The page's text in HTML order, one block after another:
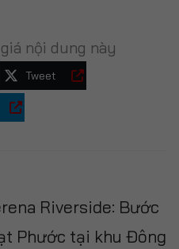
nội dung này
Tweet
Riverside: Bước
Phước tại khu Đông